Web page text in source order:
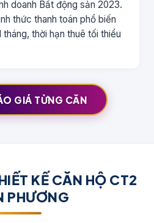
doanh Bất động sản 2023.
thức thanh toán phổ biến
tháng, thời hạn thuê tối thiểu
GIÁ TỪNG CĂN
KẾ CĂN HỘ CT2
PHƯƠNG